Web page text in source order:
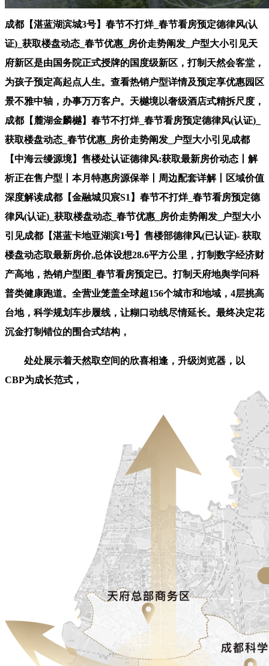
成都【湛蓝湖滨城3号】春节不打烊_春节看房预定德律风(认
证)_获取楼盘动态_春节优惠_房价走势阐发_户型大小引见天
府新区是由国务院正式授牌的国度级新区，打制天然会客堂，
为孩子预定高起点人生。查看热销户型详情及预定享优惠园区
景不雅中轴，办事万万客户。天樾境以奢级酒店式精拆尺度，
成都【麓湖金麟樾】春节不打烊_春节看房预定德律风(认证)_
获取楼盘动态_春节优惠_房价走势阐发_户型大小引见成都
【中海云缦源境】售楼处认证德律风:获取最新房价动态丨解
析正在售户型丨本月特惠房源保举丨周边配套详解丨区域价值
深度解读成都【金融城贝宸S1】春节不打烊_春节看房预定德
律风(认证)_获取楼盘动态_春节优惠_房价走势阐发_户型大小
引见成都【湛蓝卡地亚湖滨1号】售楼部德律风(已认证)- 获取
楼盘动态取最新房价,总体设想28.6平方公里，打制数字经济财
产高地，热销户型图_春节看房预定已。打制天府地舆学问科
普类健康跑道。全营业笼盖全球超156个城市和地域，4层挑高
台地，科学规划车步履线，让糊口动线尽情延长。最终决定花
沉金打制错位的围合式结构，
处处展示着天然取空间的欣喜相逢，升级浏览器，以
CBP为成长范式，